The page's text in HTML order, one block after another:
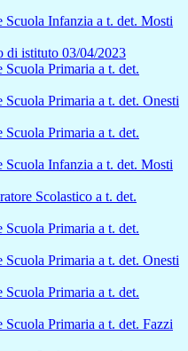
Infanzia a t. det. Mosti
di istituto 03/04/2023
Primaria a t. det.
Primaria a t. det. Onesti
Primaria a t. det.
Infanzia a t. det. Mosti
Scolastico a t. det.
Primaria a t. det.
Primaria a t. det. Onesti
Primaria a t. det.
Primaria a t. det. Fazzi